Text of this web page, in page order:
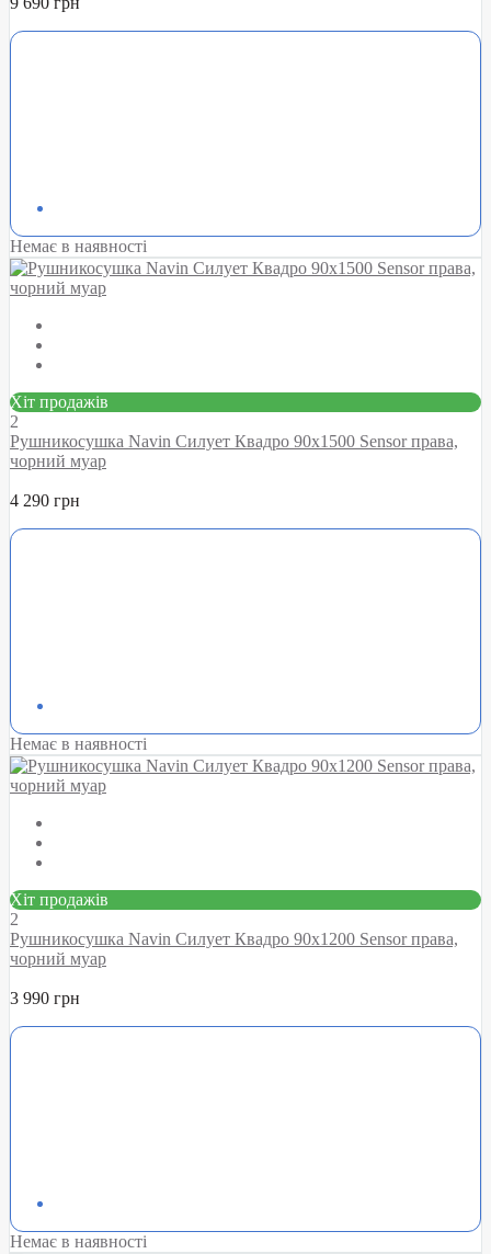
Немає в наявності
Хіт продажів
2
Рушникосушка Navin Силует Квадро 90х1500 Sensor права,
чорний муар
4 290 грн
Немає в наявності
Хіт продажів
2
Рушникосушка Navin Силует Квадро 90х1200 Sensor права,
чорний муар
3 990 грн
Немає в наявності